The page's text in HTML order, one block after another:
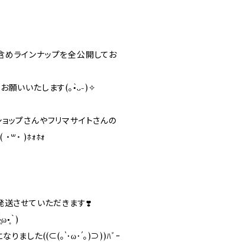
ラインナップを全公開してお
願いいたします(｡•̀ᴗ-)✧
ップさんやフリマサイトさんの
˙꒳​˙ )ﾎｫﾎｫ
させていただきます❣️
｀)
なりました((⊂(｡`･ω･´｡)⊃))ﾊﾞｰ